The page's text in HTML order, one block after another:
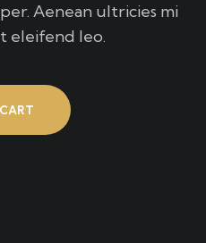
Aenean ultricies mi
eleifend leo.